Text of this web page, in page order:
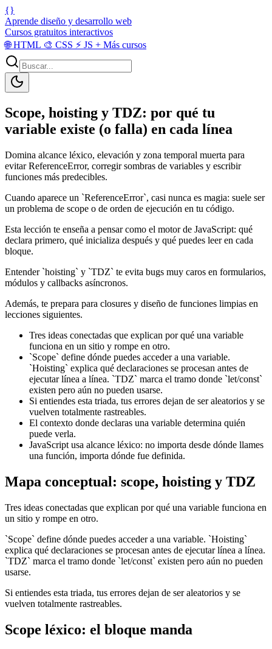
{}
Aprende diseño y desarrollo web
Cursos gratuitos interactivos
🌐HTML 🎨 CSS ⚡ JS + Más cursos
Scope, hoisting y TDZ: por qué tu
variable existe (o falla) en cada línea
Domina alcance léxico, elevación y zona temporal muerta para
evitar ReferenceError, corregir sombras de variables y escribir
funciones más predecibles.
Cuando aparece un `ReferenceError`, casi nunca es magia: suele ser
un problema de scope o de orden de ejecución en tu código.
Esta lección te enseña a pensar como el motor de JavaScript: qué
declara primero, qué inicializa después y qué puedes leer en cada
bloque.
Entender `hoisting` y `TDZ` te evita bugs muy caros en formularios,
módulos y callbacks asíncronos.
Además, te prepara para closures y diseño de funciones limpias en
lecciones siguientes.
Tres ideas conectadas que explican por qué una variable
funciona en un sitio y rompe en otro.
`Scope` define dónde puedes acceder a una variable.
`Hoisting` explica qué declaraciones se procesan antes de
ejecutar línea a línea. `TDZ` marca el tramo donde `let/const`
existen pero aún no pueden usarse.
Si entiendes esta triada, tus errores dejan de ser aleatorios y se
vuelven totalmente rastreables.
El contexto donde declaras una variable determina quién
puede verla.
JavaScript usa alcance léxico: no importa desde dónde llames
una función, importa dónde fue definida.
Mapa conceptual: scope, hoisting y TDZ
Tres ideas conectadas que explican por qué una variable funciona en
un sitio y rompe en otro.
`Scope` define dónde puedes acceder a una variable. `Hoisting`
explica qué declaraciones se procesan antes de ejecutar línea a línea.
`TDZ` marca el tramo donde `let/const` existen pero aún no pueden
usarse.
Si entiendes esta triada, tus errores dejan de ser aleatorios y se
vuelven totalmente rastreables.
Scope léxico: el bloque manda